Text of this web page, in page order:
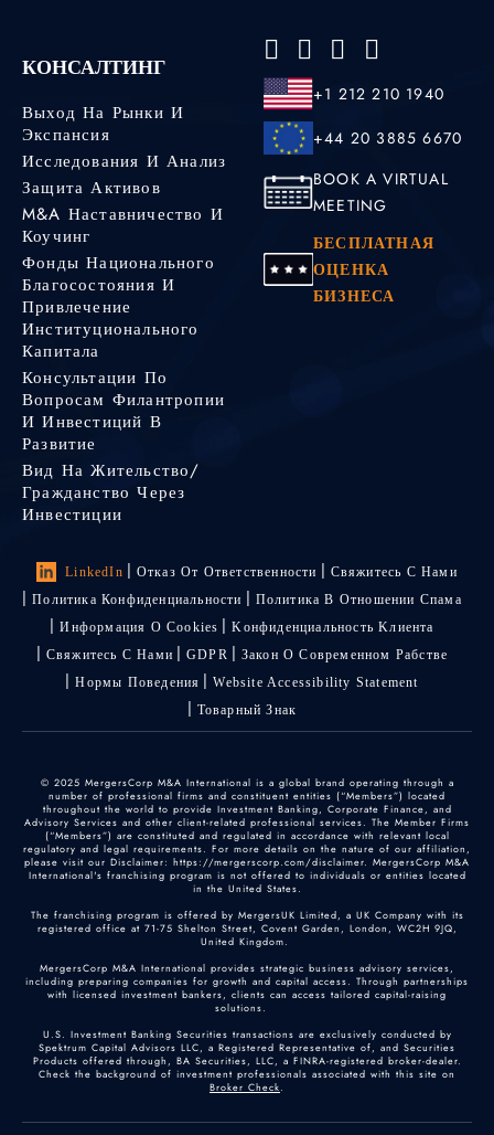
КОНСАЛТИНГ
Выход На Рынки И
Экспансия
Исследования И Анализ
Защита Активов
M&A Наставничество И
Коучинг
Фонды Национального
Благосостояния И
Привлечение
Институционального
Капитала
Консультации По
Вопросам Филантропии
И Инвестиций В
Развитие
Вид На Жительство/
Гражданство Через
Инвестиции
+1 212 210 1940
+44 20 3885 6670
BOOK A VIRTUAL
MEETING
БЕСПЛАТНАЯ
ОЦЕНКА
БИЗНЕСА
LinkedIn Отказ От Ответственности
Свяжитесь С Нами
Политика Конфиденциальности
Политика В Отношении Спама
Информация О Cookies
Kонфиденциальность Kлиента
Свяжитесь С Нами
GDPR
Закон О Современном Рабстве
Нормы Поведения
Website Accessibility Statement
Товарный Знак
© 2025 MergersCorp M&A International is a global brand operating through a
number of professional firms and constituent entities (“Members”) located
throughout the world to provide Investment Banking, Corporate Finance, and
Advisory Services and other client-related professional services. The Member Firms
(“Members”) are constituted and regulated in accordance with relevant local
regulatory and legal requirements. For more details on the nature of our affiliation,
please visit our Disclaimer: https://mergerscorp.com/disclaimer. MergersCorp M&A
International's franchising program is not offered to individuals or entities located
in the United States.
The franchising program is offered by MergersUK Limited, a UK Company with its
registered office at 71-75 Shelton Street, Covent Garden, London, WC2H 9JQ,
United Kingdom.
MergersCorp M&A International provides strategic business advisory services,
including preparing companies for growth and capital access. Through partnerships
with licensed investment bankers, clients can access tailored capital-raising
solutions.
U.S. Investment Banking Securities transactions are exclusively conducted by
Spektrum Capital Advisors LLC, a Registered Representative of, and Securities
Products offered through, BA Securities, LLC, a FINRA-registered broker-dealer.
Check the background of investment professionals associated with this site on
Broker Check.